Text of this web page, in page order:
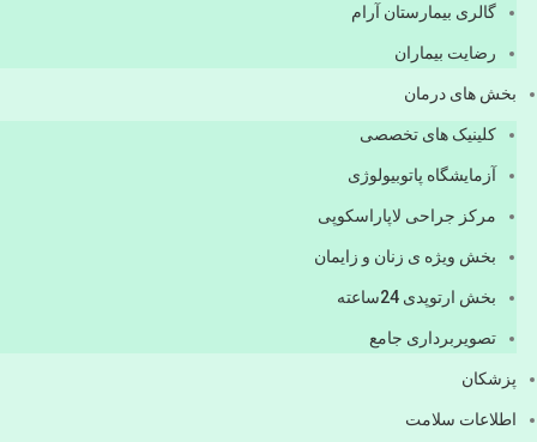
گالری بیمارستان آرام
رضایت بیماران
بخش های درمان
کلینیک های تخصصی
آزمایشگاه پاتوبیولوژی
مرکز جراحی لاپاراسکوپی
بخش ویژه ی زنان و زایمان
بخش ارتوپدی 24ساعته
تصویربرداری جامع
پزشكان
اطلاعات سلامت